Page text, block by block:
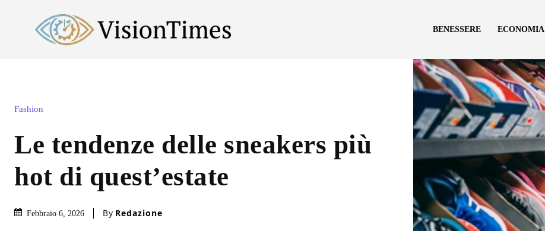
BENESSERE ECONOMIA
Fashion
Le tendenze delle sneakers più
hot di quest’estate
Febbraio 6, 2026 By Redazione